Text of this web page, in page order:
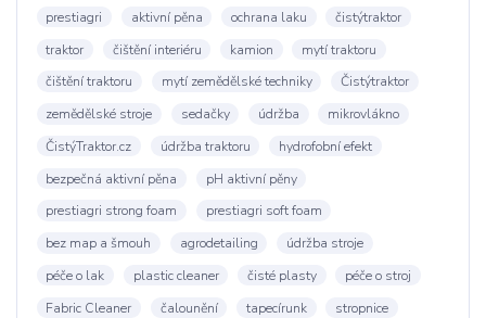
prestiagri
aktivní pěna ochrana laku
čistýtraktor
traktor
čištění interiéru kamion
mytí traktoru
čištění traktoru
mytí zemědělské techniky
Čistýtraktor
zemědělské stroje
sedačky údržba
mikrovlákno
ČistýTraktor.cz
údržba traktoru
hydrofobní efekt
bezpečná aktivní pěna
pH aktivní pěny
prestiagri strong foam
prestiagri soft foam
bez map a šmouh
agrodetailing
údržba stroje
péče o lak
plastic cleaner čisté plasty
péče o stroj
Fabric Cleaner
čalounění tapecírunk
stropnice